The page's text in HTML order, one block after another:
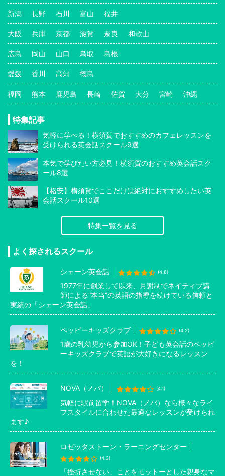
新潟 長野 石川 富山 福井
大阪 兵庫 京都 滋賀 奈良 和歌山
広島 岡山 山口 鳥取 島根
愛媛 香川 高知 徳島
福岡 熊本 鹿児島 長崎 佐賀 大分 宮崎 沖縄
特集記事
気軽に学べる！横須賀でおすすめのカフェレッスンを
受けられる英会話スクール9選
本気で学びたい方必見！横須賀のおすすめ英会話スク
ール8選
【格安】横須賀でここだけは絶対におすすめしたい英
会話スクール10選
特集一覧を見る
よく探されるスクール
シェーン英会話 (4.8)
1977年に創業して以来、月謝制でネイティブ講
師による”本当”の英語の指導を続けている信頼と
実績の「シェーン英会話」
ペッピーキッズクラブ (4.2)
1歳の乳幼児から参加OK！子ども英会話のペッピ
ーキッズクラブで英語が大好きになるレッスン
を！
NOVA（ノバ） (4.1)
気軽に駅前留学！NOVA（ノバ）なら様々なライ
フスタイルに合わせた最適なレッスンが受けられ
ます♪
ロゼッタストーン・ラーニングセンター
(4.3)
「挫折させない」ことをモットーとした親身なマ